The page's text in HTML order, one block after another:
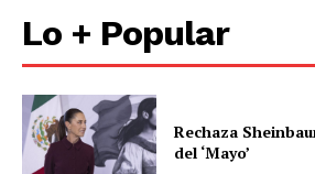
Lo + Popular
Rechaza
del ‘Mayo’